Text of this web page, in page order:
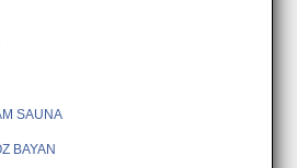
SAUNA
BAYAN